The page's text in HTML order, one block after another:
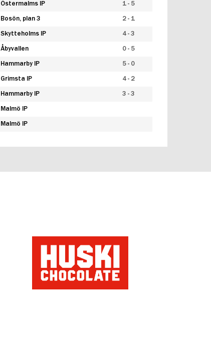
Östermalms IP 1 - 5
Bosön, plan 3 2 - 1
Skytteholms IP 4 - 3
Åbyvallen 0 - 5
Hammarby IP 5 - 0
Grimsta IP 4 - 2
Hammarby IP 3 - 3
Malmö IP
Malmö IP